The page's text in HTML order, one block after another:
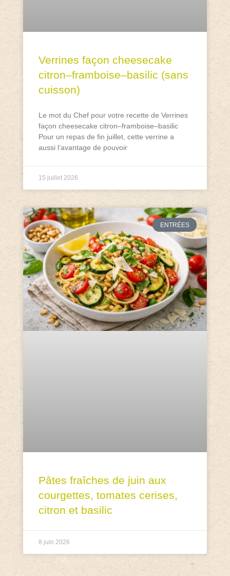
Verrines façon cheesecake
citron–framboise–basilic (sans
cuisson)
Le mot du Chef pour votre recette de Verrines
façon cheesecake citron–framboise–basilic
Pour un repas de fin juillet, cette verrine a
aussi l’avantage de pouvoir
15 juillet 2026
ENTRÉES
Pâtes fraîches de juin aux
courgettes, tomates cerises,
citron et basilic
8 juin 2026